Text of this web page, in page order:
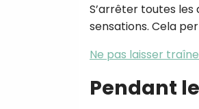
S’arrêter toutes
sensations. Cela
Ne pas laisser
Pendant